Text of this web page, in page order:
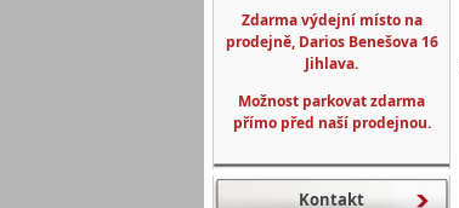
Zdarma výdejní místo na
prodejně, Darios Benešova 16
Jihlava.
Možnost parkovat zdarma
přímo před naší prodejnou.
Kontakt